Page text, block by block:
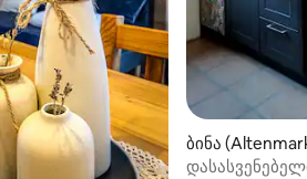
ბინა
len)